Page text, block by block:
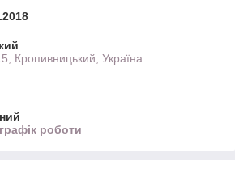
Кропивницький, Україна
роботи